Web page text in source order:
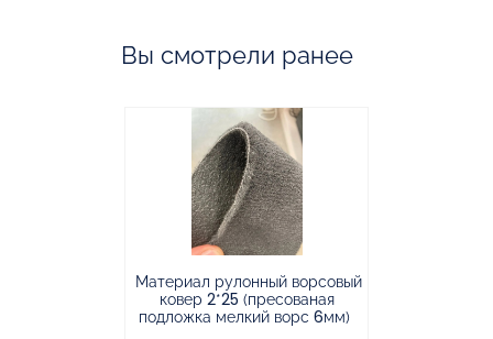
Вы смотрели ранее
Материал рулонный ворсовый
ковер 2*25 (пресованая
подложка мелкий ворс 6мм)